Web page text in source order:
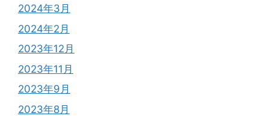
2024年3月
2024年2月
2023年12月
2023年11月
2023年9月
2023年8月